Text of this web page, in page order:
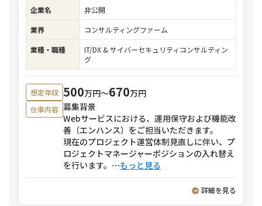
企業名
非公開
業界
コンサルティングファーム
業種・職種
IT/DX & サイバーセキュリティコンサルティン
グ
想定年収 500万円〜670万円
仕事内容 募集背景
Webサービスにおける、運用保守および機能改
善（エンハンス）をご担当いただきます。
現在のプロジェクト運営体制見直しに伴い、プ
ロジェクトマネージャーポジションの入れ替え
を行います。 ⋯もっと見る
詳細を見る